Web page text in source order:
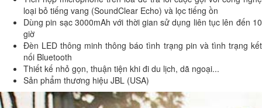
loại bỏ tiếng vang (SoundClear Echo) và lọc tiếng ồn
Dùng pin sạc 3000mAh với thời gian sử dụng liên tục lên đến 10
giờ
Đèn LED thông minh thông báo tình trạng pin và tình trạng kết
nối Bluetooth
Thiết kế nhỏ gọn, thuận tiện khi đi du lịch, dã ngoại...
Sản phẩm thương hiệu JBL (USA)